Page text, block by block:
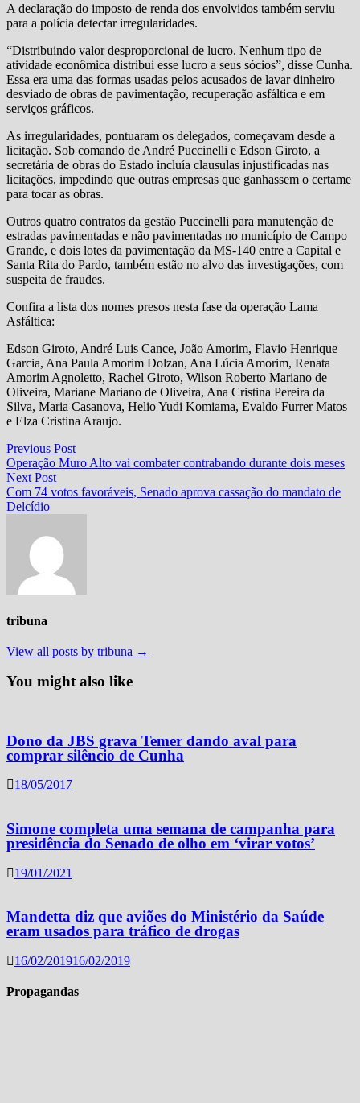
A declaração do imposto de renda dos envolvidos também serviu
para a polícia detectar irregularidades.
“Distribuindo valor desproporcional de lucro. Nenhum tipo de
atividade econômica distribui esse lucro a seus sócios”, disse Cunha.
Essa era uma das formas usadas pelos acusados de lavar dinheiro
desviado de obras de pavimentação, recuperação asfáltica e em
serviços gráficos.
As irregularidades, pontuaram os delegados, começavam desde a
licitação. Sob comando de André Puccinelli e Edson Giroto, a
secretária de obras do Estado incluía clausulas injustificadas nas
licitações, impedindo que outras empresas que ganhassem o certame
para tocar as obras.
Outros quatro contratos da gestão Puccinelli para manutenção de
estradas pavimentadas e não pavimentadas no município de Campo
Grande, e dois lotes da pavimentação da MS-140 entre a Capital e
Santa Rita do Pardo, também estão no alvo das investigações, com
suspeita de fraudes.
Confira a lista dos nomes presos nesta fase da operação Lama
Asfáltica:
Edson Giroto, André Luis Cance, João Amorim, Flavio Henrique
Garcia, Ana Paula Amorim Dolzan, Ana Lúcia Amorim, Renata
Amorim Agnoletto, Rachel Giroto, Wilson Roberto Mariano de
Oliveira, Mariane Mariano de Oliveira, Ana Cristina Pereira da
Silva, Maria Casanova, Helio Yudi Komiama, Evaldo Furrer Matos
e Elza Cristina Araujo.
Navegação
de
Post
Previous PostPrevious
post:
Operação Muro Alto vai combater contrabando durante dois meses
Next PostNext
post:
Com 74 votos favoráveis, Senado aprova cassação do mandato de
Delcídio
tribuna
View all posts by tribuna →
You might also like
Dono da JBS grava Temer dando aval para
comprar silêncio de Cunha
18/05/2017
Simone completa uma semana de campanha para
presidência do Senado de olho em ‘virar votos’
19/01/2021
Mandetta diz que aviões do Ministério da Saúde
eram usados para tráfico de drogas
16/02/201916/02/2019
Propagandas